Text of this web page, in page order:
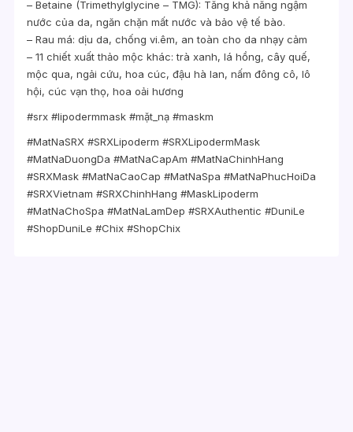
– Betaine (Trimethylglycine – TMG): Tăng khả năng ngậm
nước của da, ngăn chặn mất nước và bảo vệ tế bào.
– Rau má: dịu da, chống vi.êm, an toàn cho da nhạy cảm
– 11 chiết xuất thảo mộc khác: trà xanh, lá hồng, cây quế,
mộc qua, ngải cứu, hoa cúc, đậu hà lan, nấm đông cô, lô
hội, cúc vạn thọ, hoa oải hương
#srx #lipodermmask #mặt_nạ #maskm
#MatNaSRX #SRXLipoderm #SRXLipodermMask
#MatNaDuongDa #MatNaCapAm #MatNaChinhHang
#SRXMask #MatNaCaoCap #MatNaSpa #MatNaPhucHoiDa
#SRXVietnam #SRXChinhHang #MaskLipoderm
#MatNaChoSpa #MatNaLamDep #SRXAuthentic #DuniLe
#ShopDuniLe #Chix #ShopChix